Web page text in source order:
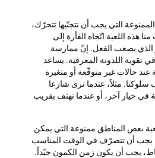
التي يجب أن نتجنّبها تتحرّك،
هذه اللعبة اتّجاه الفأرة إلى
الذي يصعب الفعل. إنّ ممارسة
تقوية اللدونة المعرفية. يساعد
حالات غير متوقّعة أو متغيرة
مثلاً، عندما نرى شارعا
خيار آخر، أو عندما نهتف بقريب
بعض المناطق ممنوعة التي يمكن
يجب أن تتصرّف في الوقت المناسب
يجب أن يكون زمن الكمون جيّداً.